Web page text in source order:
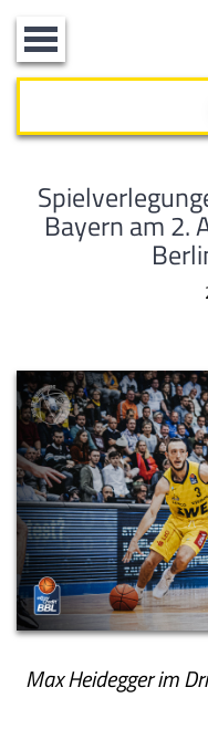
Toggle
navigation
Bayern am 2.
Max Heidegger im